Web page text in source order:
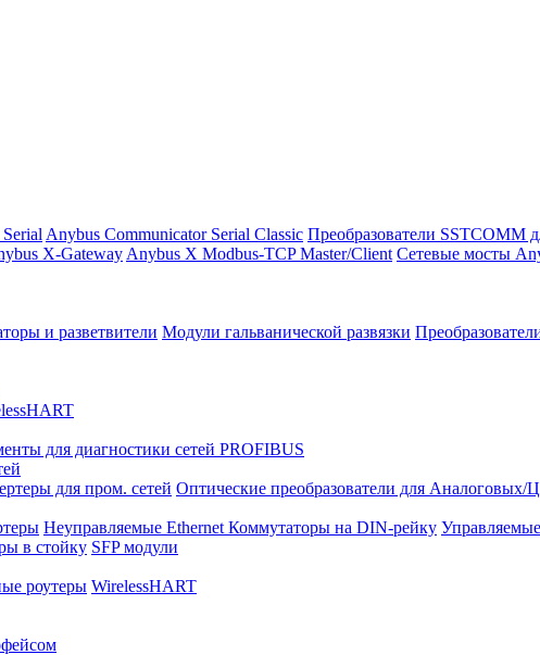
Anybus Communicator Serial Classic Преобразователи SSTCOMM
X-Gateway Anybus X Modbus-TCP Master/Client Сетевые мосты
и разветвители Модули гальванической развязки
для диагностики сетей PROFIBUS
для пром. сетей Оптические преобразователи для Аналоговых/
Неуправляемые Ethernet Коммутаторы на DIN-рейку
в стойку SFP модули
роутеры WirelessHART